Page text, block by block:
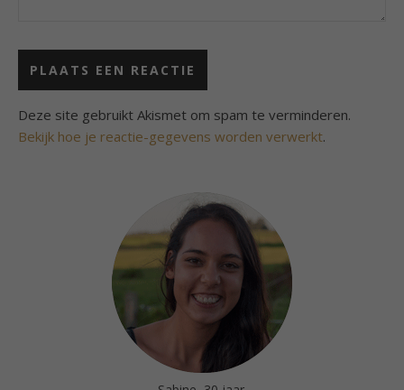
Deze site gebruikt Akismet om spam te verminderen.
Bekijk hoe je reactie-gegevens worden verwerkt.